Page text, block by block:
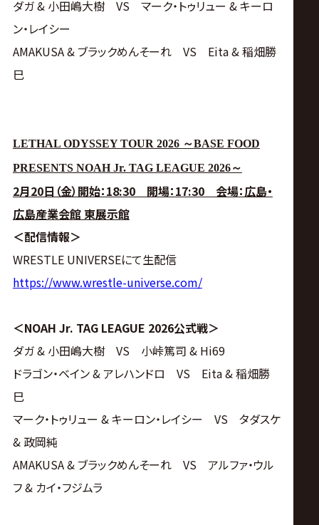
ダガ & 小田嶋大樹 VS マーク・トゥリュー & キーロ
ン・レイシー
AMAKUSA & ブラックめんそーれ VS Eita & 稲畑勝
巳
LETHAL ODYSSEY TOUR 2026 ～BASE FOOD
PRESENTS NOAH Jr. TAG LEAGUE 2026～
2月20日（金）開始：18:30 開場：17:30 会場：広島・
広島産業会館 東展示館
＜配信情報＞
WRESTLE UNIVERSEにて生配信
https://www.wrestle-universe.com/
＜NOAH Jr. TAG LEAGUE 2026公式戦＞
ダガ & 小田嶋大樹 VS 小峠篤司 & Hi69
ドラゴン・ベイン & アレハンドロ VS Eita & 稲畑勝
巳
マーク・トゥリュー & キーロン・レイシー VS タダスケ
& 政岡純
AMAKUSA & ブラックめんそーれ VS アルファ・ウル
フ & カイ・フジムラ